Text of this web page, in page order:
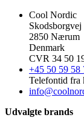
Cool Nordic
Skodsborgvej
2850 Nærum
Denmark
CVR 34 50
+45 50 59 58
Telefontid fra
Udvalgte brands